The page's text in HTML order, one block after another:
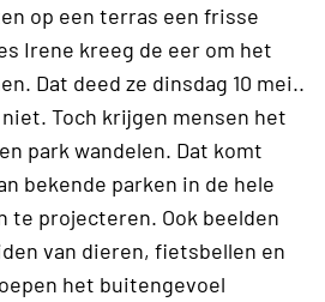
op een terras een frisse
Irene kreeg de eer om het
Dat deed ze dinsdag 10 mei..
Toch krijgen mensen het
park wandelen. Dat komt
bekende parken in de hele
te projecteren. Ook beelden
van dieren, fietsbellen en
het buitengevoel